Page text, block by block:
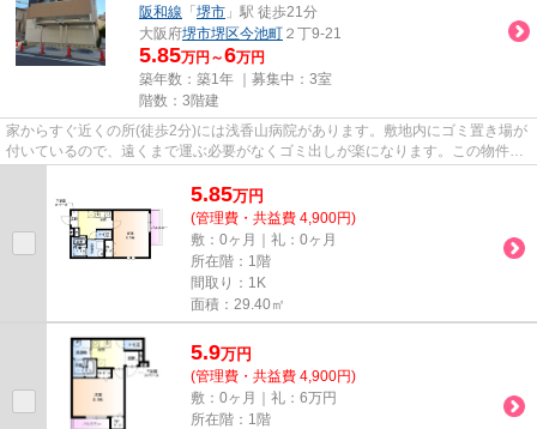
阪和線 「 堺市 」駅 徒歩21分
大阪府堺市堺区今池町 ２丁9-21
5.85万円～6万円
築年数：築1年 ｜募集中： 3室
階数：3階建
家からすぐ近くの所(徒歩2分)には浅香山病院があります。敷地内にゴミ置き場が
付いているので、遠くまで運ぶ必要がなくゴミ出しが楽になります。この物件は
5.85万円
(管理費・共益費 4,900円)
敷：0ヶ月｜礼：0ヶ月
所在階：1階
間取り：1K
面積：29.40㎡
5.9万円
(管理費・共益費 4,900円)
敷：0ヶ月｜礼：6万円
所在階：1階